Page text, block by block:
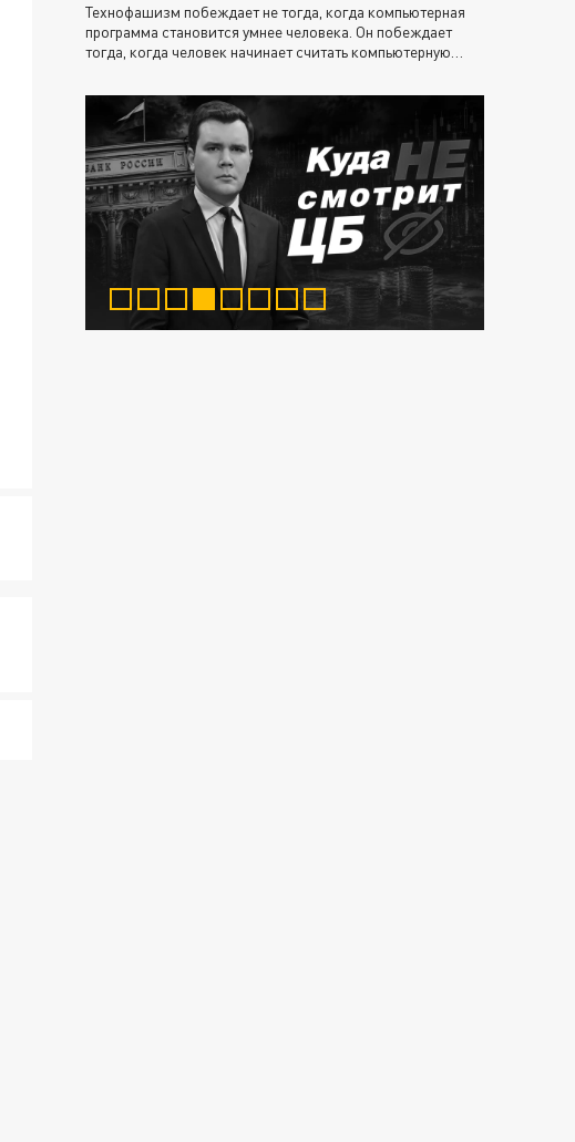
Технофашизм побеждает не тогда, когда компьютерная
программа становится умнее человека. Он побеждает
тогда, когда человек начинает считать компьютерную